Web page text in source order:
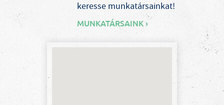
keresse munkatársainkat!
MUNKATÁRSAINK ›